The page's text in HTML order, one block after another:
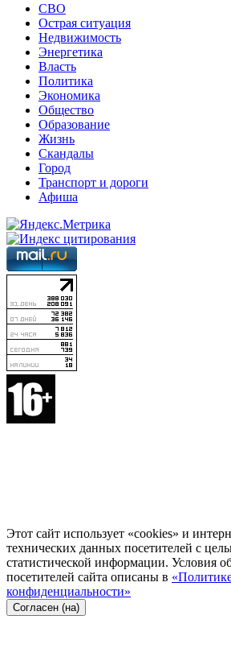
СВО
Острая ситуация
Недвижимость
Энергетика
Власть
Политика
Экономика
Общество
Образование
Жизнь
Скандалы
Город
Транспорт и дороги
Афиша
Этот сайт использует «cookies» и
технических данных посетителей с
статистической информации. Условия
посетителей сайта описаны в
конфиденциальности»
Согласен (на)